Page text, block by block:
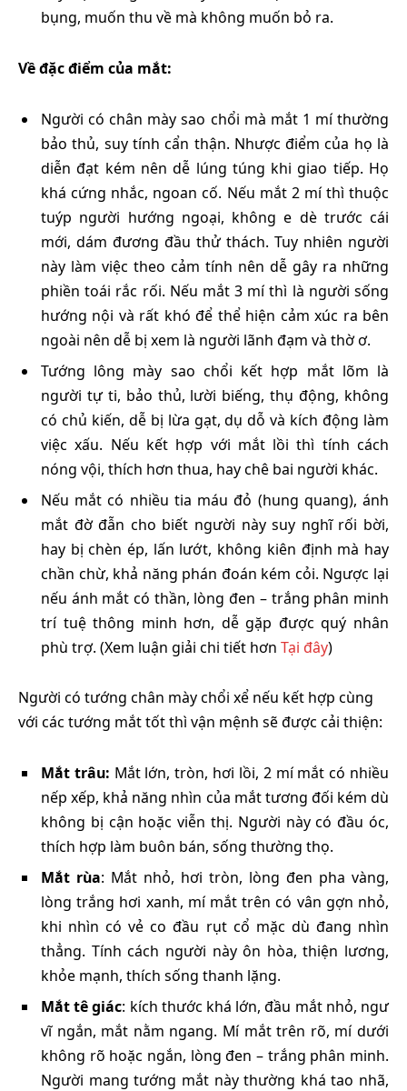
bụng, muốn thu về mà không muốn bỏ ra.
Về đặc điểm của mắt:
Người có chân mày sao chổi mà mắt 1 mí thường
bảo thủ, suy tính cẩn thận. Nhược điểm của họ là
diễn đạt kém nên dễ lúng túng khi giao tiếp. Họ
khá cứng nhắc, ngoan cố. Nếu mắt 2 mí thì thuộc
tuýp người hướng ngoại, không e dè trước cái
mới, dám đương đầu thử thách. Tuy nhiên người
này làm việc theo cảm tính nên dễ gây ra những
phiền toái rắc rối. Nếu mắt 3 mí thì là người sống
hướng nội và rất khó để thể hiện cảm xúc ra bên
ngoài nên dễ bị xem là người lãnh đạm và thờ ơ.
Tướng lông mày sao chổi kết hợp mắt lõm là
người tự ti, bảo thủ, lười biếng, thụ động, không
có chủ kiến, dễ bị lừa gạt, dụ dỗ và kích động làm
việc xấu. Nếu kết hợp với mắt lồi thì tính cách
nóng vội, thích hơn thua, hay chê bai người khác.
Nếu mắt có nhiều tia máu đỏ (hung quang), ánh
mắt đờ đẫn cho biết người này suy nghĩ rối bời,
hay bị chèn ép, lấn lướt, không kiên định mà hay
chần chừ, khả năng phán đoán kém cỏi. Ngược lại
nếu ánh mắt có thần, lòng đen – trắng phân minh
trí tuệ thông minh hơn, dễ gặp được quý nhân
phù trợ. (Xem luận giải chi tiết hơn Tại đây)
Người có tướng chân mày chổi xể nếu kết hợp cùng
với các tướng mắt tốt thì vận mệnh sẽ được cải thiện:
Mắt trâu: Mắt lớn, tròn, hơi lồi, 2 mí mắt có nhiều
nếp xếp, khả năng nhìn của mắt tương đối kém dù
không bị cận hoặc viễn thị. Người này có đầu óc,
thích hợp làm buôn bán, sống thường thọ.
Mắt rùa: Mắt nhỏ, hơi tròn, lòng đen pha vàng,
lòng trắng hơi xanh, mí mắt trên có vân gợn nhỏ,
khi nhìn có vẻ co đầu rụt cổ mặc dù đang nhìn
thẳng. Tính cách người này ôn hòa, thiện lương,
khỏe mạnh, thích sống thanh lặng.
Mắt tê giác: kích thước khá lớn, đầu mắt nhỏ, ngư
vĩ ngắn, mắt nằm ngang. Mí mắt trên rõ, mí dưới
không rõ hoặc ngắn, lòng đen – trắng phân minh.
Người mang tướng mắt này thường khá tao nhã,